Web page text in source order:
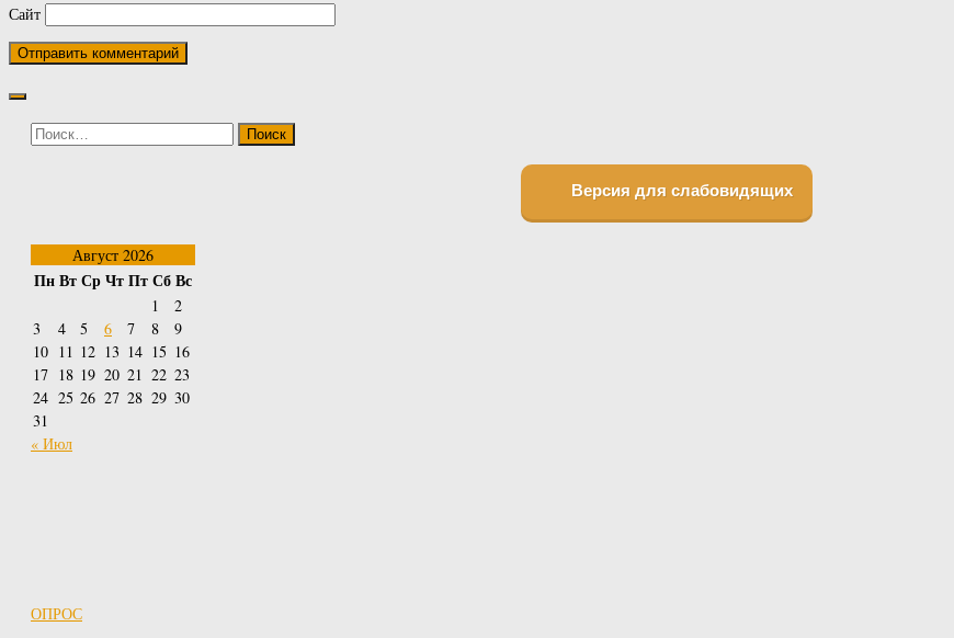
Сайт
Найти:
Версия для слабовидящих
Август 2026
ПнВтСрЧтПтСбВс
1
2
3
4 5 6 7 8
9
10 11 12 13 14 15 16
17 18 19 20 21 22 23
24 25 26 27 28 29 30
31
« Июл
ОПРОС